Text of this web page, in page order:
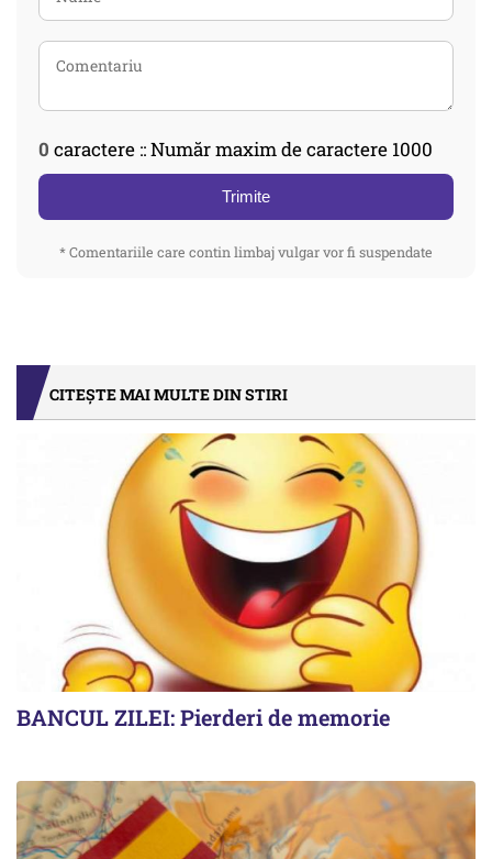
0 caractere :: Număr maxim de caractere 1000
Trimite
* Comentariile care contin limbaj vulgar vor fi suspendate
CITEȘTE MAI MULTE DIN STIRI
BANCUL ZILEI: Pierderi de memorie